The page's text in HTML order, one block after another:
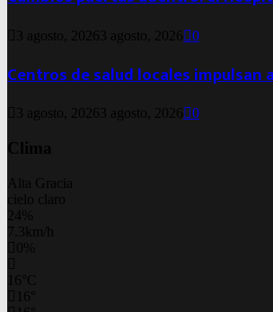
3 agosto, 2026 3 agosto, 2026 0
Centros de salud locales impulsan
3 agosto, 2026 3 agosto, 2026 0
Clima
Alta Gracia
cielo claro
24%
7.3km/h
0%
16 C
16